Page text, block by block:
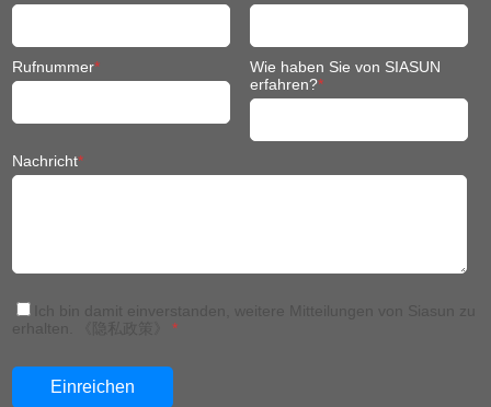
Rufnummer*
Wie haben Sie von SIASUN
erfahren?*
Nachricht*
*